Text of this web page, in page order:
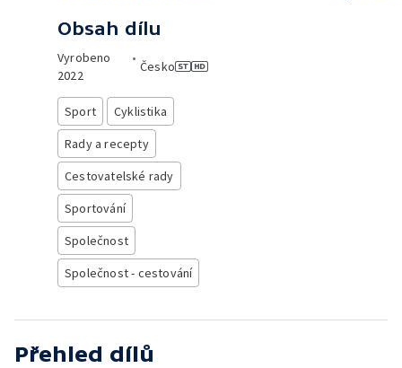
Obsah dílu
Vyrobeno
2022
•
Česko
Sport
Cyklistika
Rady a recepty
Cestovatelské rady
Sportování
Společnost
Společnost - cestování
Přehled dílů